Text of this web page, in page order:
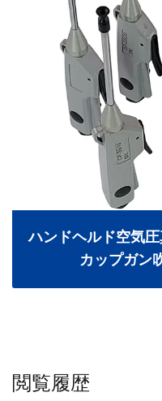
ハンドヘルド空気
カップガン
閲覧履歴